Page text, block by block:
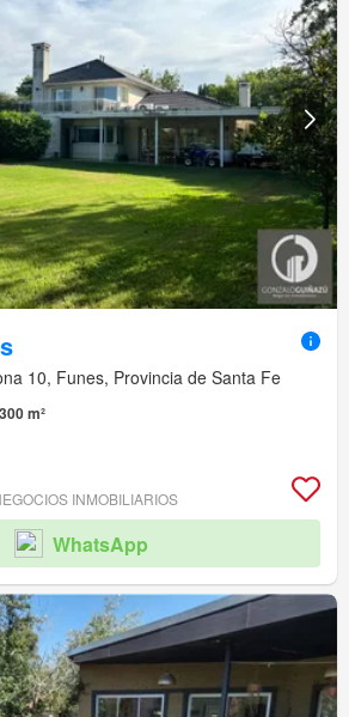
10, Funes, Provincia de Santa Fe
300 m²
INMOBILIARIOS
WhatsApp